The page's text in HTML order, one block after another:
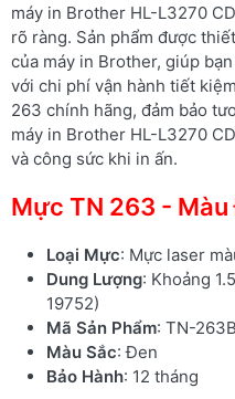
máy in Brother HL-L3270
rõ ràng. Sản phẩm được
của máy in Brother, giúp
với chi phí vận hành tiết
263 chính hãng, đảm bảo
máy in Brother HL-L3270
và công sức khi in ấn.
Mực TN 263 -
Loại Mực: Mực laser
Dung Lượng: Khoảng
19752)
Mã Sản Phẩm: TN-
Màu Sắc: Đen
Bảo Hành: 12 tháng